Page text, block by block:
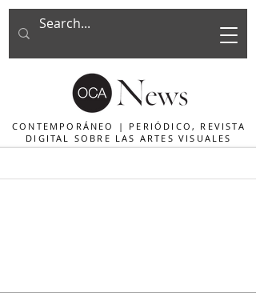
CONTEMPORÁNEO | PERIÓDICO, REVISTA
DIGITAL SOBRE LAS ARTES VISUALES